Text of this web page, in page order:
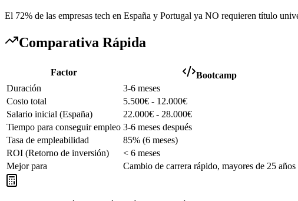
El 72% de las empresas tech en España y Portugal ya NO requieren título
Comparativa Rápida
Factor Bootcamp
Duración
3-6 meses
Costo total
5.500€ - 12.000€
Salario inicial (España)
22.000€ - 28.000€
Tiempo para conseguir empleo 3-6 meses después
Tasa de empleabilidad
85% (6 meses)
ROI (Retorno de inversión)
< 6 meses
Mejor para
Cambio de carrera rápido, mayores de 25 años